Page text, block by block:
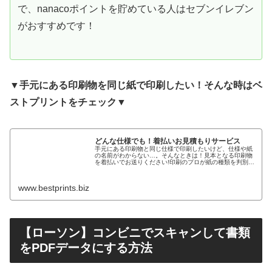
で、nanacoポイントを貯めている人はセブンイレブン
がおすすめです！
▼手元にある印刷物を同じ紙で印刷したい！そんな時はベ
ストプリントをチェック▼
どんな仕様でも！着払いお見積もりサービス
手元にある印刷物と同じ仕様で印刷したいけど、仕様や紙
の名前がわからない…。そんなときは！見本となる印刷物
を着払いでお送りください!印刷のプロが紙の種類を判別
www.bestprints.biz
【ローソン】コンビニでスキャンして書類
をPDFデータにする方法